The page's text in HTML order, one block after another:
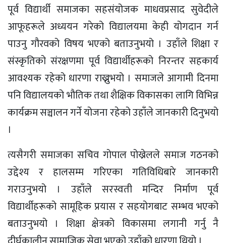
पूर्व विद्यार्थी समाजका सहसंयोजक माधवप्रसाद सुवेदीले
आफूहरूले अध्ययन गरेको विद्यालयमा केही योगदान गर्न
पाउनु गौरवको विषय भएको बताउनुभयो । उहाँले शिक्षा र
संस्कृतिको संरक्षणमा पूर्व विद्यार्थीहरूको निरन्तर सहकार्य
आवश्यक रहेको धारणा राख्नुभयो । समाजले आगामी दिनमा
पनि विद्यालयको भौतिक तथा शैक्षिक विकासका लागि विभिन्न
कार्यक्रम सञ्चालन गर्ने योजना रहेको उहाँले जानकारी दिनुभयो
।
त्यसैगरी समाजका सचिव गोपाल पोख्रेलले समाज गठनको
उद्देश्य र हालसम्म गरिएका गतिविधिबारे जानकारी
गराउनुभयो । उहाँले सरस्वती मन्दिर निर्माण पूर्व
विद्यार्थीहरूको सामूहिक प्रयास र सहयोगबाट सम्भव भएको
बताउनुभयो । शिक्षा क्षेत्रको विकासमा लगानी गर्नु नै